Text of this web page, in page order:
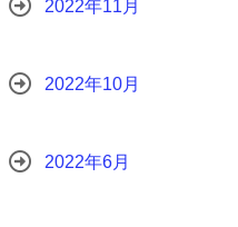
2022年11月
2022年10月
2022年6月